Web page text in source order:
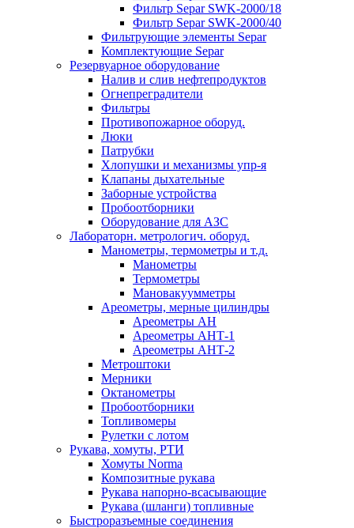
Фильтр Separ SWK-2000/18
Фильтр Separ SWK-2000/40
Фильтрующие элементы Separ
Комплектующие Separ
Резервуарное оборудование
Налив и слив нефтепродуктов
Огнепреградители
Фильтры
Противопожарное оборуд.
Люки
Патрубки
Хлопушки и механизмы упр-я
Клапаны дыхательные
Заборные устройства
Пробоотборники
Оборудование для АЗС
Лабораторн. метрологич. оборуд.
Манометры, термометры и т.д.
Манометры
Термометры
Мановакуумметры
Ареометры, мерные цилиндры
Ареометры АН
Ареометры АНТ-1
Ареометры АНТ-2
Метроштоки
Мерники
Октанометры
Пробоотборники
Топливомеры
Рулетки с лотом
Рукава, хомуты, РТИ
Хомуты Norma
Композитные рукава
Рукава напорно-всасывающие
Рукава (шланги) топливные
Быстроразъемные соединения